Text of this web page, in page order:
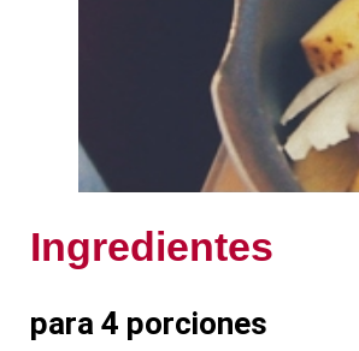
Ingredientes
para 4 porciones